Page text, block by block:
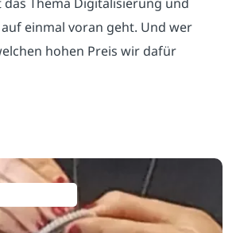
Thema Digitalisierung und
einmal voran geht. Und wer
hohen Preis wir dafür